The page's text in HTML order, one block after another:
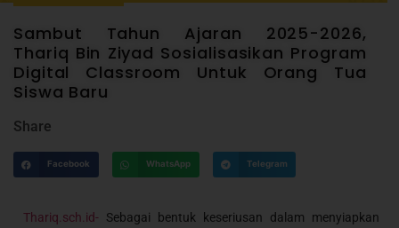
Sambut Tahun Ajaran 2025-2026,
Thariq Bin Ziyad Sosialisasikan Program
Digital Classroom Untuk Orang Tua
Siswa Baru
Share
Facebook WhatsApp Telegram
Thariq.sch.id- Sebagai bentuk keseriusan dalam menyiapkan